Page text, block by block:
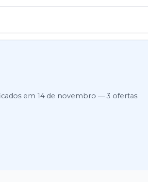
em 14 de novembro —3 ofertas